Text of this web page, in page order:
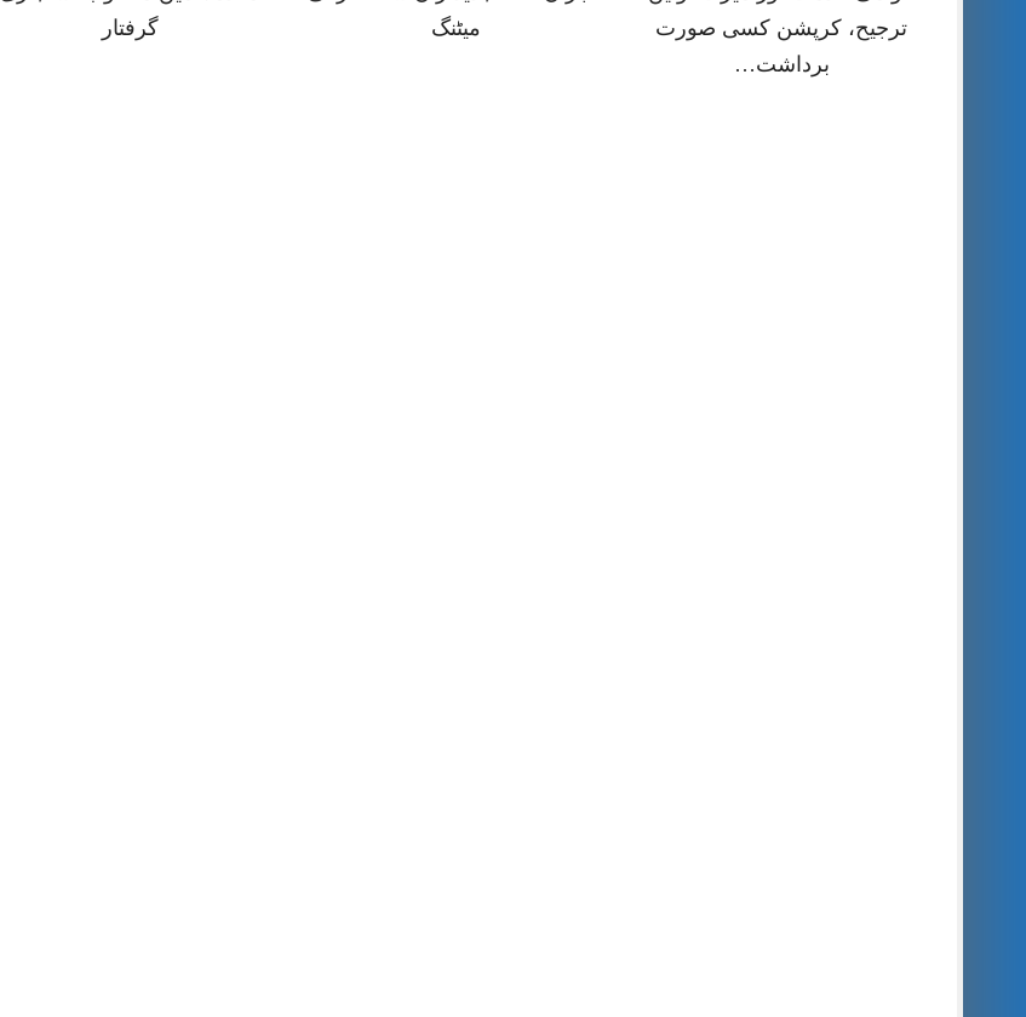
ترجیح، کرپشن کسی صورت
برداشت…
میٹنگ
گرفتار